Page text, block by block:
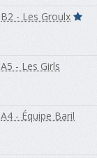
B2 - Les Groulx
A5 - Les Girls
A4 - Équipe Baril